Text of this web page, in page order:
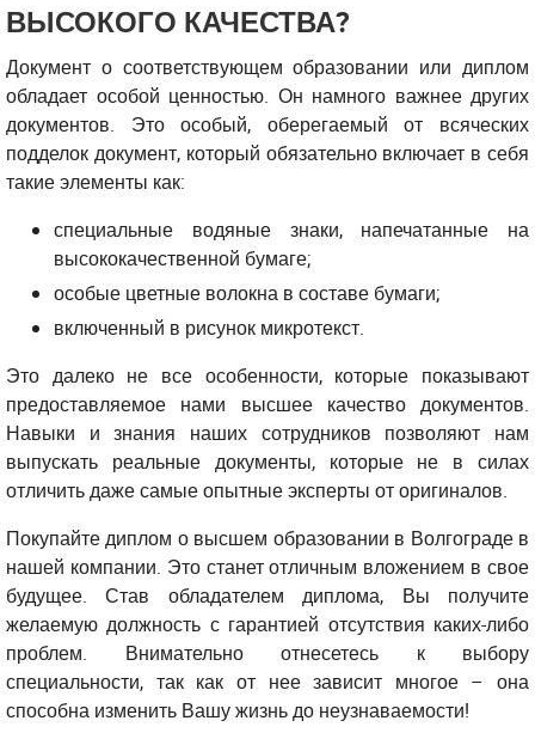
ВЫСОКОГО КАЧЕСТВА?
Документ о соответствующем образовании или диплом
обладает особой ценностью. Он намного важнее других
документов. Это особый, оберегаемый от всяческих
подделок документ, который обязательно включает в себя
такие элементы как:
специальные водяные знаки, напечатанные на
высококачественной бумаге;
особые цветные волокна в составе бумаги;
включенный в рисунок микротекст.
Это далеко не все особенности, которые показывают
предоставляемое нами высшее качество документов.
Навыки и знания наших сотрудников позволяют нам
выпускать реальные документы, которые не в силах
отличить даже самые опытные эксперты от оригиналов.
Покупайте диплом о высшем образовании в Волгограде в
нашей компании. Это станет отличным вложением в свое
будущее. Став обладателем диплома, Вы получите
желаемую должность с гарантией отсутствия каких-либо
проблем. Внимательно отнесетесь к выбору
специальности, так как от нее зависит многое – она
способна изменить Вашу жизнь до неузнаваемости!